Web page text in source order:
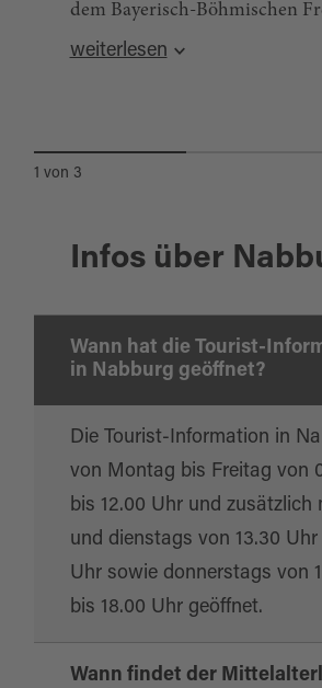
dem Bayerisch-Böhmischen
unterwegs!
weiterlesen
Bahntrassen-Radweg
BAYERISCH-
1 von 3
Infos über
Wann hat die Tourist-
in Nabburg geöffnet?
Die Tourist-Information in
von Montag bis Freitag von
bis 12.00 Uhr und zusätzlich
und dienstags von 13.30 Uhr
Uhr sowie donnerstags von
bis 18.00 Uhr geöffnet.
Wann findet der